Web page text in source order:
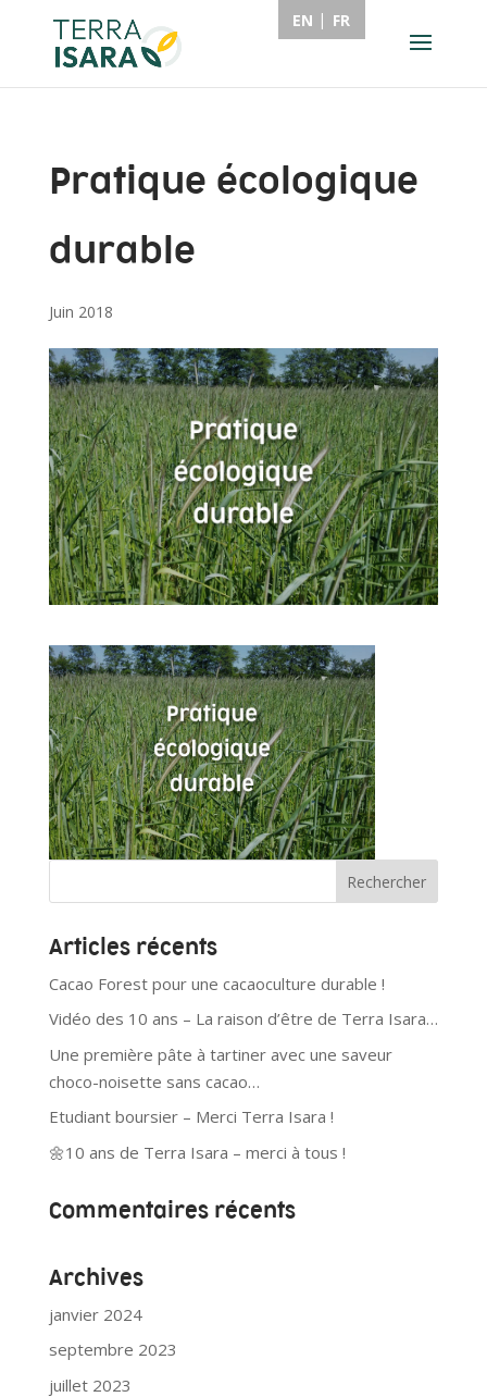
Pratique écologique
durable
Juin 2018
Articles récents
Cacao Forest pour une cacaoculture durable !
Vidéo des 10 ans – La raison d’être de Terra Isara…
Une première pâte à tartiner avec une saveur
choco-noisette sans cacao…
Etudiant boursier – Merci Terra Isara !
🌼10 ans de Terra Isara – merci à tous !
Commentaires récents
Archives
janvier 2024
septembre 2023
juillet 2023
EN FR